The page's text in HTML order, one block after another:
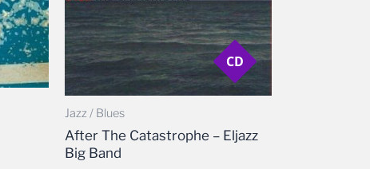
CD
Jazz / Blues
After The Catastrophe – Eljazz
Big Band